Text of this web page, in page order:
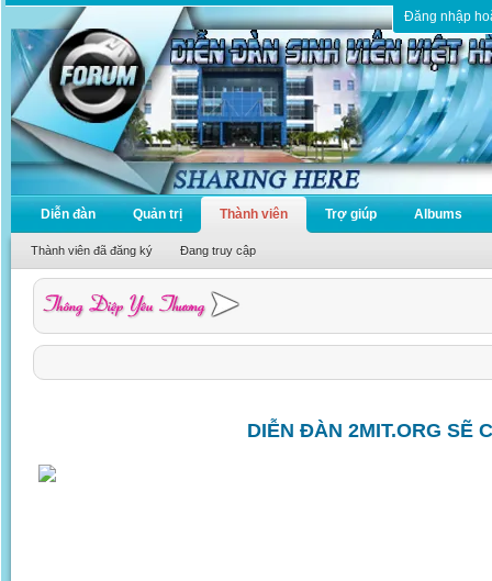
Đăng nhập
Diễn đàn Quản trị Thành viên
Thành viên đã đăng ký Đang truy cập
Trợ giúp Albums
DIỄN ĐÀN 2MIT.ORG SẼ